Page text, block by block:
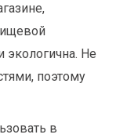
Не
поэтому
в